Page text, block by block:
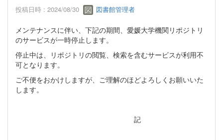
投稿日時 : 2024/08/30 図書館管理者
メンテナンスに伴い、下記の期間、愛媛大学機関リポジトリ
のサービスが一時停止します。
停止中は、リポジトリの閲覧、検索を含むサービスが利用不
可となります。
ご不便をおかけしますが、ご理解のほどよろしくお願いいた
します。
記